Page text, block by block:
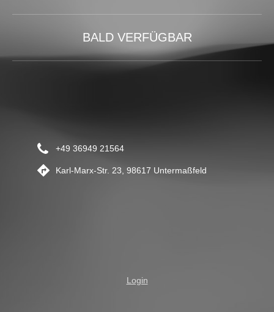
BALD VERFÜGBAR
+49 36949 21564
Karl-Marx-Str. 23, 98617 Untermaßfeld
Login